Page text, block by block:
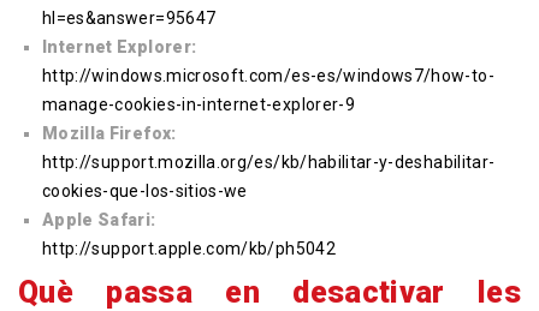
hl=es&answer=95647
Internet Explorer:
http://windows.microsoft.com/es-es/windows7/how-to-
manage-cookies-in-internet-explorer-9
Mozilla Firefox:
http://support.mozilla.org/es/kb/habilitar-y-deshabilitar-
cookies-que-los-sitios-we
Apple Safari:
http://support.apple.com/kb/ph5042
Què passa en desactivar les